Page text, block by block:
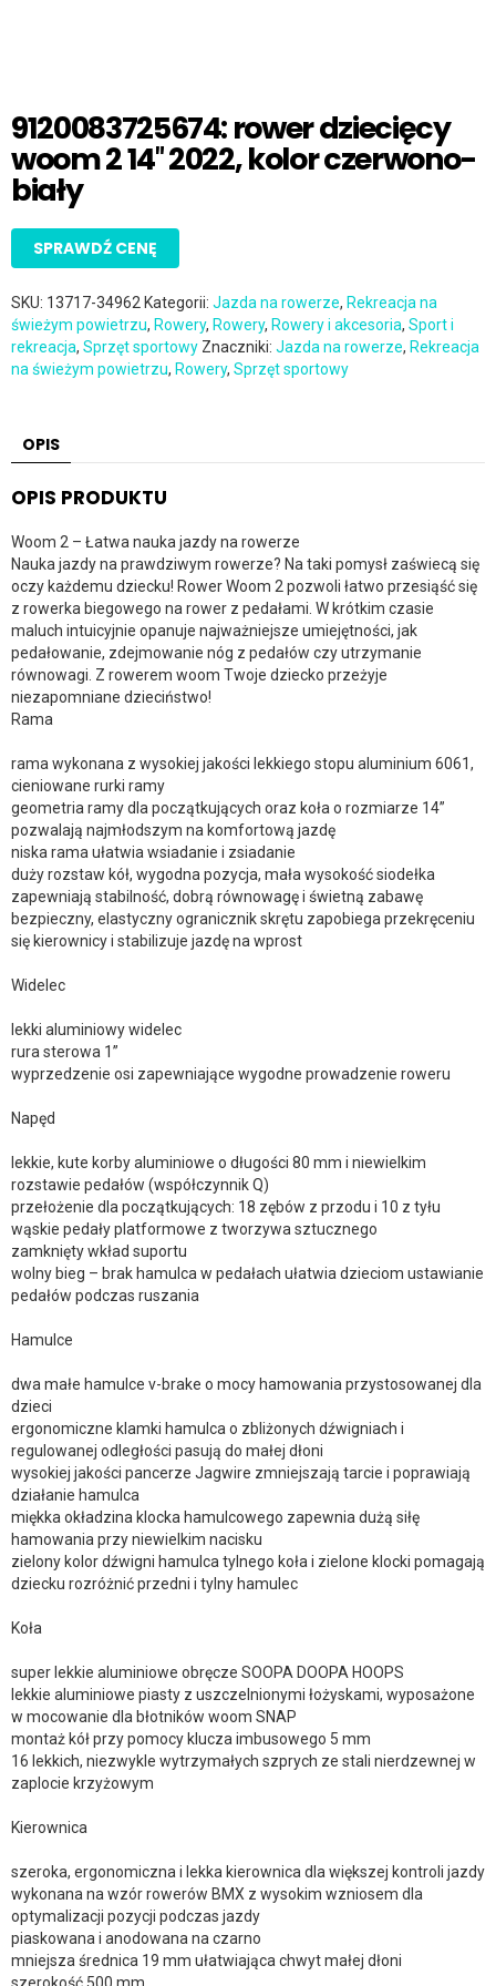
9120083725674: rower dziecięcy
woom 2 14″ 2022, kolor czerwono-
biały
SPRAWDŹ CENĘ
SKU: 13717-34962 Kategorii: Jazda na rowerze, Rekreacja na
świeżym powietrzu, Rowery, Rowery, Rowery i akcesoria, Sport i
rekreacja, Sprzęt sportowy Znaczniki: Jazda na rowerze, Rekreacja
na świeżym powietrzu, Rowery, Sprzęt sportowy
OPIS
OPIS PRODUKTU
Woom 2 – Łatwa nauka jazdy na rowerze
Nauka jazdy na prawdziwym rowerze? Na taki pomysł zaświecą się
oczy każdemu dziecku! Rower Woom 2 pozwoli łatwo przesiąść się
z rowerka biegowego na rower z pedałami. W krótkim czasie
maluch intuicyjnie opanuje najważniejsze umiejętności, jak
pedałowanie, zdejmowanie nóg z pedałów czy utrzymanie
równowagi. Z rowerem woom Twoje dziecko przeżyje
niezapomniane dzieciństwo!
Rama
rama wykonana z wysokiej jakości lekkiego stopu aluminium 6061,
cieniowane rurki ramy
geometria ramy dla początkujących oraz koła o rozmiarze 14”
pozwalają najmłodszym na komfortową jazdę
niska rama ułatwia wsiadanie i zsiadanie
duży rozstaw kół, wygodna pozycja, mała wysokość siodełka
zapewniają stabilność, dobrą równowagę i świetną zabawę‎
bezpieczny, elastyczny ogranicznik skrętu zapobiega przekręceniu
się kierownicy i stabilizuje jazdę na wprost
Widelec
lekki aluminiowy widelec
rura sterowa 1”
wyprzedzenie osi zapewniające wygodne prowadzenie roweru
Napęd
lekkie, kute korby aluminiowe o długości 80 mm i niewielkim
rozstawie pedałów (współczynnik Q)
przełożenie dla początkujących: 18 zębów z przodu i 10 z tyłu
wąskie pedały platformowe z tworzywa sztucznego
zamknięty wkład suportu
wolny bieg – brak hamulca w pedałach ułatwia dzieciom ustawianie
pedałów podczas ruszania
Hamulce
dwa małe hamulce v-brake o mocy hamowania przystosowanej dla
dzieci
ergonomiczne klamki hamulca o zbliżonych dźwigniach i
regulowanej odległości pasują do małej dłoni
wysokiej jakości pancerze Jagwire zmniejszają tarcie i poprawiają
działanie hamulca
miękka okładzina klocka hamulcowego zapewnia dużą siłę
hamowania przy niewielkim nacisku
zielony kolor dźwigni hamulca tylnego koła i zielone klocki pomagają
dziecku rozróżnić przedni i tylny hamulec
Koła
super lekkie aluminiowe obręcze SOOPA DOOPA HOOPS
lekkie aluminiowe piasty z uszczelnionymi łożyskami, wyposażone
w mocowanie dla błotników woom SNAP
montaż kół przy pomocy klucza imbusowego 5 mm
16 lekkich, niezwykle wytrzymałych szprych ze stali nierdzewnej w
zaplocie krzyżowym
Kierownica
szeroka, ergonomiczna i lekka kierownica dla większej kontroli jazdy
wykonana na wzór rowerów BMX z wysokim wzniosem dla
optymalizacji pozycji podczas jazdy
piaskowana i anodowana na czarno
mniejsza średnica 19 mm ułatwiająca chwyt małej dłoni